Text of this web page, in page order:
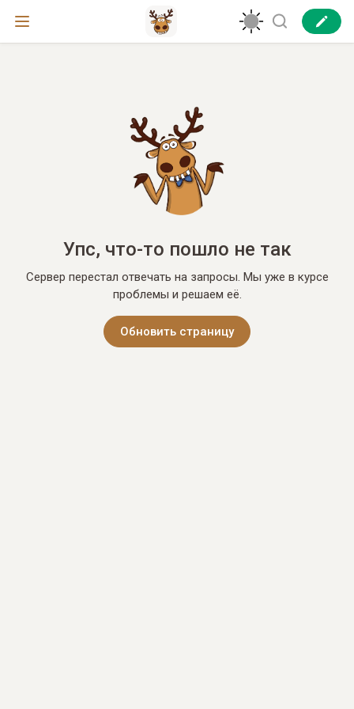
Упс, что-то пошло не так
Сервер перестал отвечать на запросы. Мы уже в курсе
проблемы и решаем её.
Обновить страницу